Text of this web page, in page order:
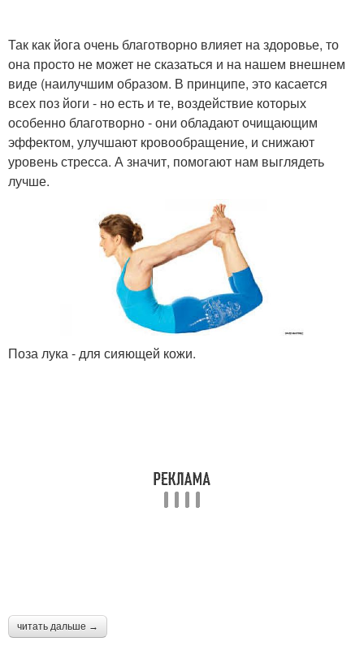
Так как йога очень благотворно влияет на здоровье, то
она просто не может не сказаться и на нашем внешнем
виде (наилучшим образом. В принципе, это касается
всех поз йоги - но есть и те, воздействие которых
особенно благотворно - они обладают очищающим
эффектом, улучшают кровообращение, и снижают
уровень стресса. А значит, помогают нам выглядеть
лучше.
Поза лука - для сияющей кожи.
читать дальше →